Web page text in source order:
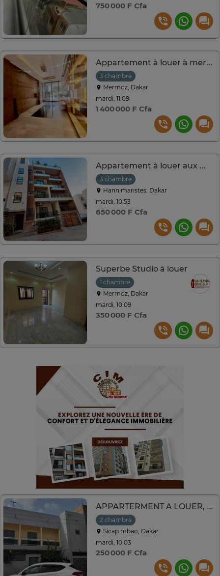
750 000 F Cfa
Appartement à louer à mermoz au 3e etage
3 chambre
Mermoz, Dakar
mardi, 11:09
1 400 000 F Cfa
Appartement à louer aux maristes
3 chambre
Hann maristes, Dakar
mardi, 10:53
650 000 F Cfa
Superbe Studio à louer
1 chambre
Mermoz, Dakar
mardi, 10:09
350 000 F Cfa
APPARTERMENT A LOUER, SICAP MBAO
2 chambre
Sicap mbao, Dakar
mardi, 10:03
250 000 F Cfa